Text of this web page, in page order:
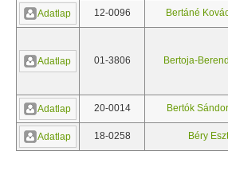
Adatlap 12-0096 Bertáné
Adatlap 01-3806 Bertoja-
Adatlap 20-0014 Bertók
Adatlap 18-0258 Béry